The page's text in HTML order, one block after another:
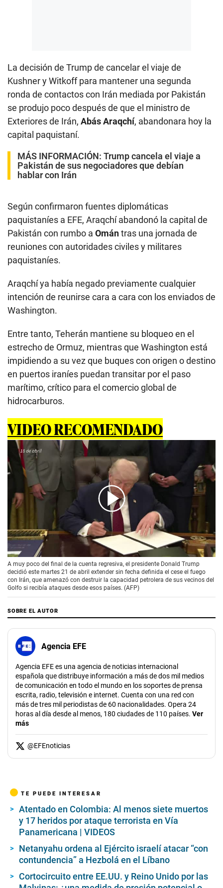
La decisión de Trump de cancelar el viaje de
Kushner y Witkoff para mantener una segunda
ronda de contactos con Irán mediada por Pakistán
se produjo poco después de que el ministro de
Exteriores de Irán, Abás Araqchí, abandonara hoy la
capital paquistaní.
MÁS INFORMACIÓN: Trump cancela el viaje a
Pakistán de sus negociadores que debían
hablar con Irán
Según confirmaron fuentes diplomáticas
paquistaníes a EFE, Araqchí abandonó la capital de
Pakistán con rumbo a Omántras una jornada de
reuniones con autoridades civiles y militares
paquistaníes.
Araqchí ya había negado previamente cualquier
intención de reunirse cara a cara con los enviados de
Washington.
Entre tanto, Teherán mantiene su bloqueo en el
estrecho de Ormuz, mientras que Washington está
impidiendo a su vez que buques con origen o destino
en puertos iraníes puedan transitar por el paso
marítimo, crítico para el comercio global de
hidrocarburos.
VIDEO RECOMENDADO
A muy poco del final de la cuenta regresiva, el presidente Donald Trump
decidió este martes 21 de abril extender sin fecha definida el cese el fuego
con Irán, que amenazó con destruir la capacidad petrolera de sus vecinos del
Golfo si recibía ataques desde esos países. (AFP)
SOBRE EL AUTOR
Agencia EFE
Agencia EFE es una agencia de noticias internacional
española que distribuye información a más de dos mil medios
de comunicación en todo el mundo en los soportes de prensa
escrita, radio, televisión e internet. Cuenta con una red con
más de tres mil periodistas de 60 nacionalidades. Opera 24
horas al día desde al menos, 180 ciudades de 110 países. Ver
más
@EFEnoticias
TE PUEDE INTERESAR
Atentado en Colombia: Al menos siete muertos
y 17 heridos por ataque terrorista en Vía
Panamericana | VIDEOS
Netanyahu ordena al Ejército israelí atacar “con
contundencia” a Hezbolá en el Líbano
Cortocircuito entre EE.UU. y Reino Unido por las